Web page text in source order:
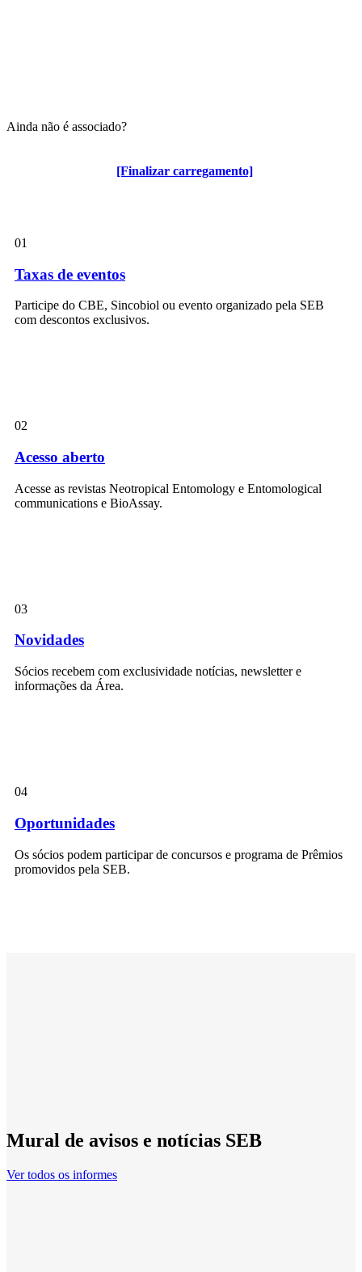
[Finalizar carregamento]
Ainda não é associado?
Algumas vantagens para associados
01
Taxas de eventos
Participe do CBE, Sincobiol ou evento organizado pela SEB
com descontos exclusivos.
02
Acesso aberto
Acesse as revistas Neotropical Entomology e Entomological
communications e BioAssay.
03
Novidades
Sócios recebem com exclusividade notícias, newsletter e
informações da Área.
04
Oportunidades
Os sócios podem participar de concursos e programa de Prêmios
promovidos pela SEB.
Mural de avisos e notícias SEB
Ver todos os informes